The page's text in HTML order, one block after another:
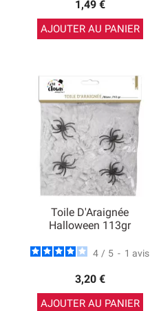
1,49 €
AJOUTER AU PANIER
Toile D'Araignée
Halloween 113gr
4 / 5 - 1 avis
3,20 €
AJOUTER AU PANIER